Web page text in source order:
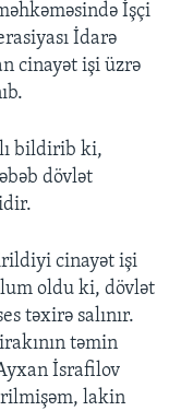
İşçi
İdarə
cinayət işi üzrə
bildirib ki,
dövlət
cinayət işi
oldu ki, dövlət
təxirə salınır.
təmin
İsrafilov
lakin